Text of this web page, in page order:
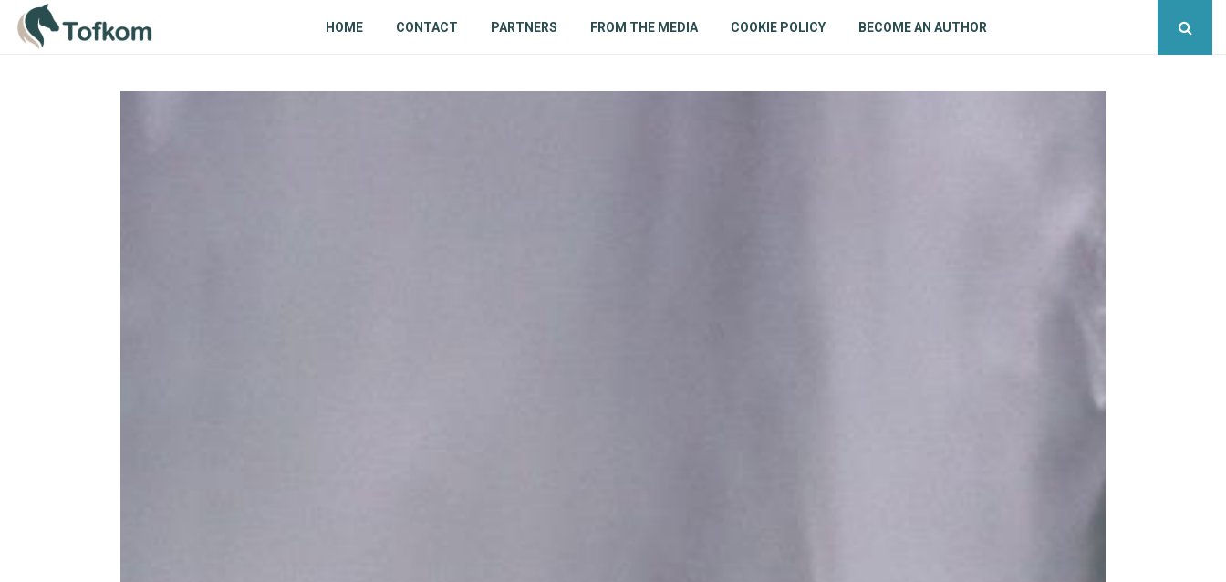
HOME CONTACT PARTNERS FROM THE MEDIA COOKIE POLICY BECOME AN AUTHOR